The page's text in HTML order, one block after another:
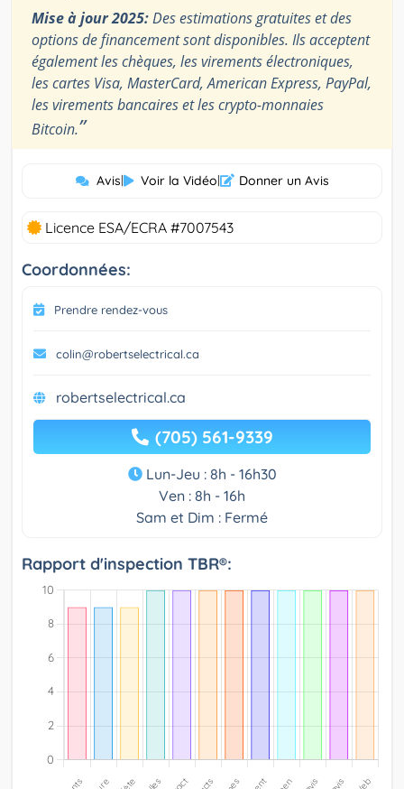
Mise à jour 2025:Des estimations gratuites et des
options de financement sont disponibles. Ils acceptent
également les chèques, les virements électroniques,
les cartes Visa, MasterCard, American Express, PayPal,
les virements bancaires et les crypto-monnaies
Bitcoin.”
Avis| Voir la Vidéo| Donner un Avis
Licence ESA/ECRA #7007543
Coordonnées:
Prendre rendez-vous
colin@robertselectrical.ca
robertselectrical.ca
(705) 561-9339
Lun-Jeu : 8h - 16h30
Ven : 8h - 16h
Sam et Dim : Fermé
Rapport d'inspection TBR®: